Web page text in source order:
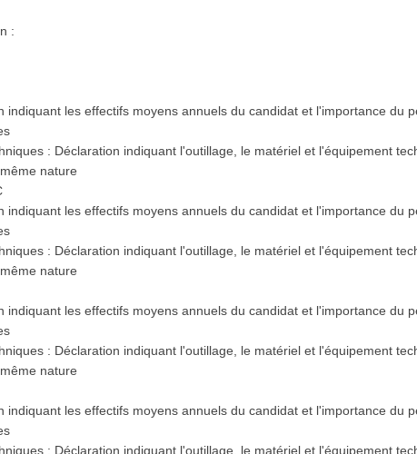
:
indiquant les effectifs moyens annuels du candidat et l'importance du
: Déclaration indiquant l'outillage, le matériel et l'équipement
nature
indiquant les effectifs moyens annuels du candidat et l'importance du
: Déclaration indiquant l'outillage, le matériel et l'équipement
nature
indiquant les effectifs moyens annuels du candidat et l'importance du
: Déclaration indiquant l'outillage, le matériel et l'équipement
nature
indiquant les effectifs moyens annuels du candidat et l'importance du
: Déclaration indiquant l'outillage, le matériel et l'équipement